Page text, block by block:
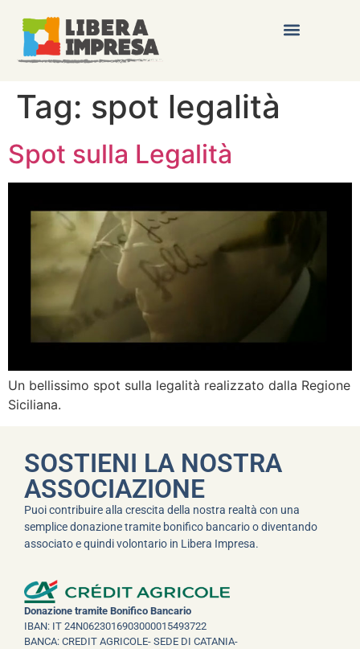
Tag: spot legalità
Spot sulla Legalità
Un bellissimo spot sulla legalità realizzato dalla Regione
Siciliana.
SOSTIENI LA NOSTRA
ASSOCIAZIONE
Puoi contribuire alla crescita della nostra realtà con una
semplice donazione tramite bonifico bancario o diventando
associato e quindi volontario in Libera Impresa.
Donazione tramite Bonifico Bancario
IBAN: IT 24N0623016903000015493722
BANCA: CREDIT AGRICOLE- SEDE DI CATANIA-